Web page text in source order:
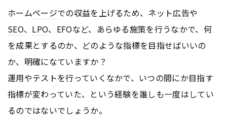
ホームページでの収益を上げるため、ネット広告や
SEO、 LPO、EFOなど、あらゆる施策を行うなかで、何
を成果とするのか、どのような指標を目指せばいいの
か、明確になていますか？
運用やテストを行っていくなかで、いつの間にか目指す
指標が変わっていた、という経験を誰しも一度はしてい
るのではないでしょうか。